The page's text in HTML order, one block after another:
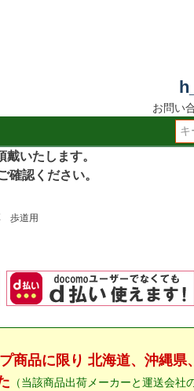
お問い
いたします。
認ください。
歩道用
品に限り 北海道、沖縄県
（当該商品出荷メーカーと運送会社